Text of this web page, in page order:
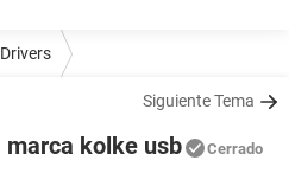
Drivers
Siguiente Tema
kolke usb Cerrado